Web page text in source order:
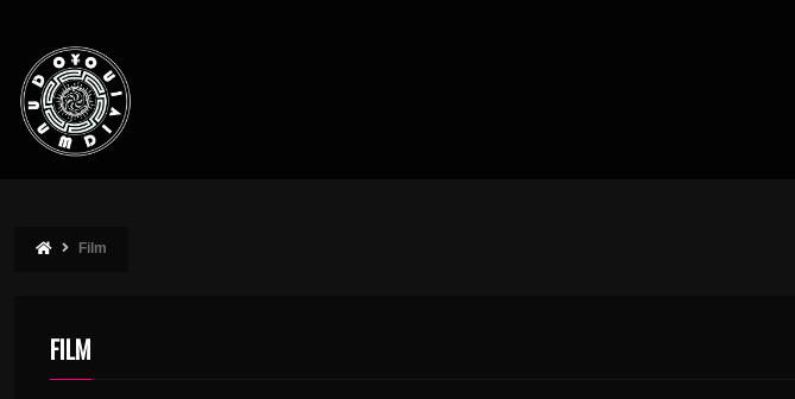
Film
FILM